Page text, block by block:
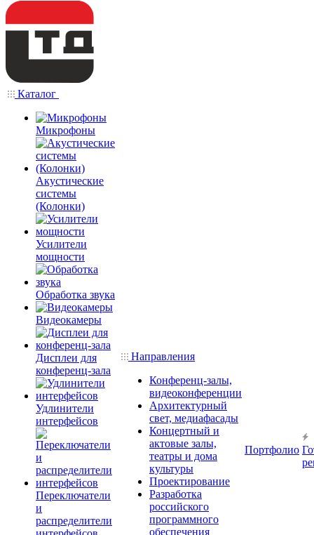
Каталог
Микрофоны
Акустические
системы
(Колонки)
Усилители
мощности
Обработка звука
Видеокамеры
Дисплеи для
конференц-зала
Удлинители
интерфейсов
Переключатели
и
распределители
Направления
Конференц-залы,
видеоконференции
Архитектурный
свет, медиафасады
Концертный и
актовые залы,
театры и дома
культуры
Проектирование
Разработка
российского
программного
обеспечения
Портфолио